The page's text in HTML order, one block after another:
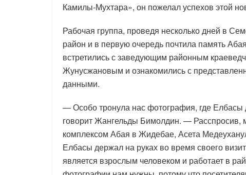
Камилы-Мухтара», он пожелал успехов этой
Рабочая группа, проведя несколько дней в
район и в первую очередь почтила память
встретились с заведующим районным
Жунусжановым и ознакомились с
данными.
— Особо тронула нас фотография, где Елбасы
говорит Жангельды Бимолдин. — Расспросив,
комплексом Абая в Жидебае, Асета
Елбасы держал на руках во время своего
является взрослым человеком и работает в